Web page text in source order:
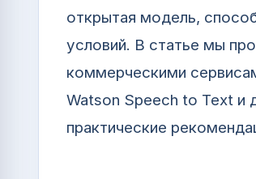
открытая модель,
условий. В статье мы
коммерческими
Watson Speech to Text и
практические